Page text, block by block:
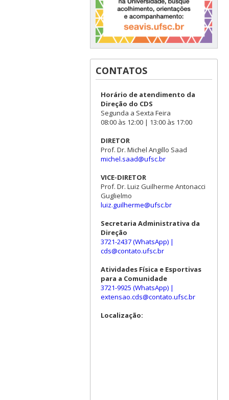
CONTATOS
Horário de atendimento da
Direção do CDS
Segunda a Sexta Feira
08:00 às 12:00 | 13:00 às 17:00
DIRETOR
Prof. Dr. Michel Angillo Saad
michel.saad@ufsc.br
VICE-DIRETOR
Prof. Dr. Luiz Guilherme Antonacci
Guglielmo
luiz.guilherme@ufsc.br
Secretaria Administrativa da
Direção
3721-2437 (WhatsApp) |
cds@contato.ufsc.br
Atividades Física e Esportivas
para a Comunidade
3721-9925 (WhatsApp) |
extensao.cds@contato.ufsc.br
Localização: